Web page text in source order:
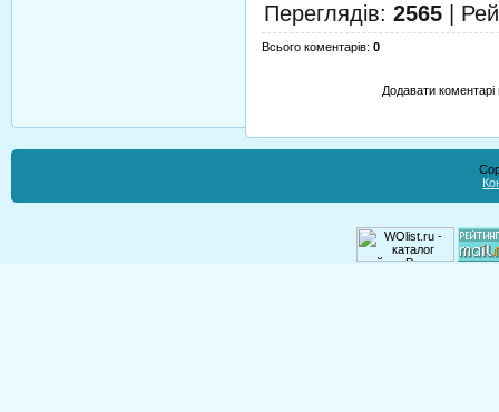
Переглядів: 2565
Всього коментарів: 0
Додавати